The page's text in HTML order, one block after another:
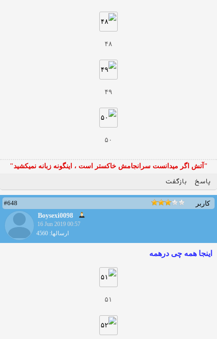
۴۸
۴۹
۵۰
"آتش اگر ميدانست سرانجامش خاكستر است ، اينگونه زبانه نميكشيد"
پاسخ بازگفت
کاربر
#648
Boysexi0098
16 Jun 2019 00:57
ارسالها: 4560
اینجا همه چی درهمه
۵۱